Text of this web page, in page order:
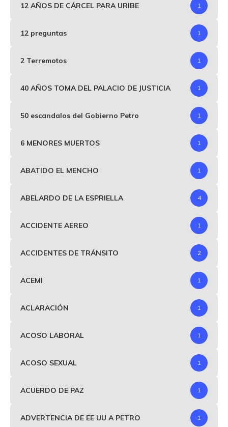
12 AÑOS DE CÁRCEL PARA URIBE 1
12 preguntas 1
2 Terremotos 1
40 AÑOS TOMA DEL PALACIO DE JUSTICIA 1
50 escandalos del Gobierno Petro 1
6 MENORES MUERTOS 1
ABATIDO EL MENCHO 1
ABELARDO DE LA ESPRIELLA 4
ACCIDENTE AEREO 1
ACCIDENTES DE TRÁNSITO 2
ACEMI 1
ACLARACIÓN 1
ACOSO LABORAL 1
ACOSO SEXUAL 1
ACUERDO DE PAZ 1
ADVERTENCIA DE EE UU A PETRO 1